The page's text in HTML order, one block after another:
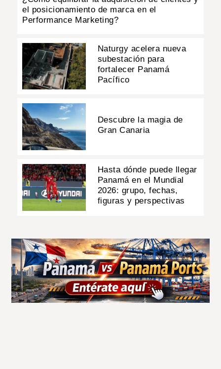
el posicionamiento de marca en el
Performance Marketing?
Naturgy acelera nueva
subestación para
fortalecer Panamá
Pacífico
Descubre la magia de
Gran Canaria
Hasta dónde puede llegar
Panamá en el Mundial
2026: grupo, fechas,
figuras y perspectivas